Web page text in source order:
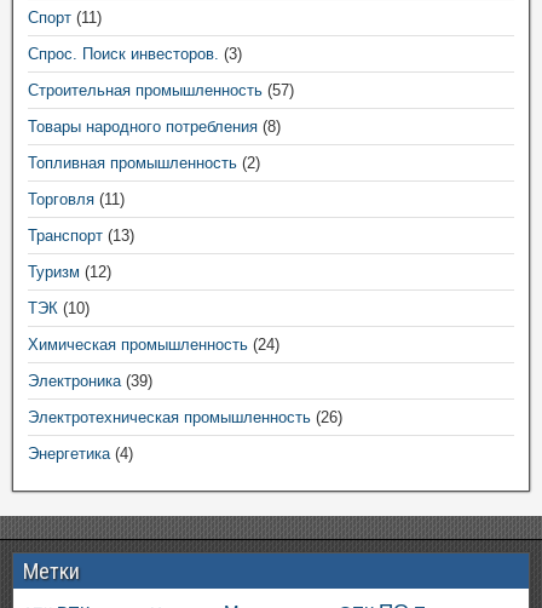
Спорт (11)
Спрос. Поиск инвесторов. (3)
Строительная промышленность (57)
Товары народного потребления (8)
Топливная промышленность (2)
Торговля (11)
Транспорт (13)
Туризм (12)
ТЭК (10)
Химическая промышленность (24)
Электроника(39)
Электротехническая промышленность (26)
Энергетика(4)
Метки